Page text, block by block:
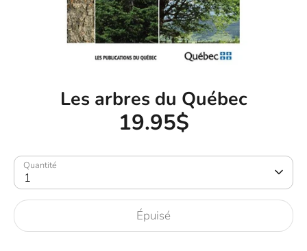
Les arbres du Québec
19.95$
Quantité
1
Épuisé